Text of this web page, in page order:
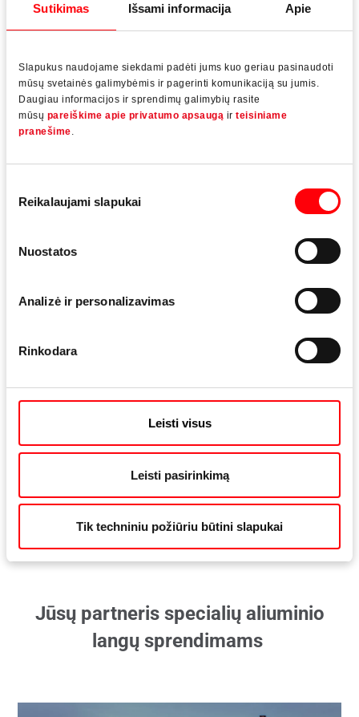
Sutikimas Išsami informacija Apie
Slapukus naudojame siekdami padėti jums kuo geriau pasinaudoti
mūsų svetainės galimybėmis ir pagerinti komunikaciją su jumis.
Daugiau informacijos ir sprendimų galimybių rasite
mūsų pareiškime apie privatumo apsaugą ir teisiniame
pranešime.
pasirinkimas
Reikalaujami slapukai
Nuostatos
Analizė ir personalizavimas
Rinkodara
Leisti visus
Leisti pasirinkimą
Tik techniniu požiūriu būtini slapukai
Išmanūs apkaustai išskirtinai sandarioms stumdomoms
svoris 180 kg
novatoriško uždarymo mechanizmo
ypač sandaru dėl tarpinės visu perimetru ir aktyvių
fiksavimo taškų, net ir viduriniame statramstyje
Apkaustų apžvalga
Jūsų partneris specialių aliuminio
langų sprendimams